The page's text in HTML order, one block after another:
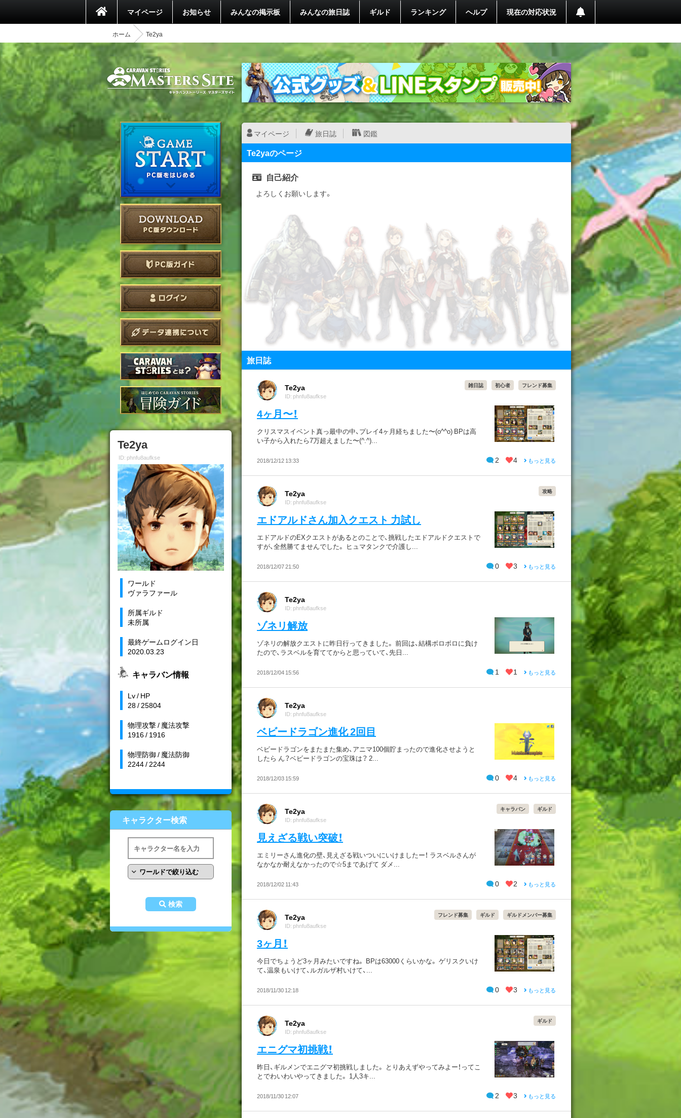
マイページ お知らせ みんなの掲示板 みんなの旅日誌 ギルド ランキング ヘルプ 現在の対応状況
ホーム Te2ya
Te2ya
ID: phnfu8aufkse
ワールド
ヴァラファール
所属ギルド
未所属
最終ゲームログイン日
2020.03.23
キャラバン情報
Lv / HP
28 / 25804
物理攻撃 / 魔法攻撃
1916 / 1916
物理防御 / 魔法防御
2244 / 2244
キャラクター検索
検索
マイページ 旅日誌 図鑑
Te2yaのページ
自己紹介
よろしくお願いします。
旅日誌
Te2ya
ID: phnfu8aufkse
雑日誌 初心者 フレンド募集
4ヶ月〜！
クリスマスイベント真っ最中の中、プレイ4ヶ月経ちました〜(o^^o) BPは高
い子から入れたら7万超えました〜(^.^)...
2018/12/12 13:33 2 4 もっと見る
Te2ya
ID: phnfu8aufkse
攻略
エドアルドさん加入クエスト 力試し
エドアルドのEXクエストがあるとのことで、挑戦したエドアルドクエストで
すが、全然勝てませんでした。 ヒュマタンクで介護し...
2018/12/07 21:50 0 3 もっと見る
Te2ya
ID: phnfu8aufkse
ゾネリ解放
ゾネリの解放クエストに昨日行ってきました。 前回は、結構ボロボロに負け
たので、ラスベルを育ててからと思っていて、先日...
2018/12/04 15:56 1 1 もっと見る
Te2ya
ID: phnfu8aufkse
ベビードラゴン進化 2回目
ベビードラゴンをまたまた集め、アニマ100個貯まったので進化させようと
したら ん？ベビードラゴンの宝珠は？ 2...
2018/12/03 15:59 0 4 もっと見る
Te2ya
ID: phnfu8aufkse
キャラバン ギルド
見えざる戦い突破！
エミリーさん進化の壁、見えざる戦いついにいけましたー！ ラスベルさんが
なかなか耐えなかったので☆5まであげて ダメ...
2018/12/02 11:43 0 2 もっと見る
Te2ya
ID: phnfu8aufkse
フレンド募集 ギルド ギルドメンバー募集
3ヶ月！
今日でちょうど3ヶ月みたいですね。 BPは63000くらいかな。 ゲリスクいけ
て、温泉もいけて、ルガルザ村いけて、...
2018/11/30 12:18 0 3 もっと見る
Te2ya
ID: phnfu8aufkse
ギルド
エニグマ初挑戦！
昨日、ギルメンでエニグマ初挑戦しました。 とりあえずやってみよー！ってこ
とでわいわいやってきました。 1人3キ...
2018/11/30 12:07 2 3 もっと見る